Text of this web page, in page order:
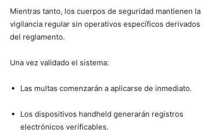
Mientras tanto, los cuerpos de seguridad mantienen la
vigilancia regular sin operativos específicos derivados
del reglamento.
Una vez validado el sistema:
Las multas comenzarán a aplicarse de inmediato.
Los dispositivos handheld generarán registros
electrónicos verificables.